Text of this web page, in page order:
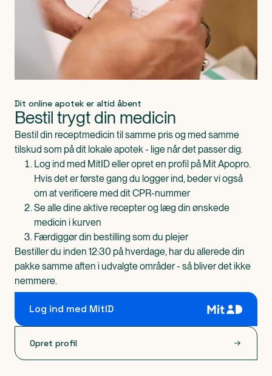
Dit online apotek er altid åbent
Bestil trygt din medicin
Bestil din receptmedicin til samme pris og med samme
tilskud som på dit lokale apotek - lige når det passer dig.
Log ind med MitID eller opret en profil på Mit Apopro.
Hvis det er første gang du logger ind, beder vi også
om at verificere med dit CPR-nummer
Se alle dine aktive recepter og læg din ønskede
medicin i kurven
Færdiggør din bestilling som du plejer
Bestiller du inden 12:30 på hverdage, har du allerede din
pakke samme aften i udvalgte områder - så bliver det ikke
nemmere.
Log ind med MitID
Opret profil